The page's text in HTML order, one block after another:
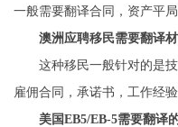
一般需要翻译合同，资产平
澳洲应聘移民需要翻译
这种移民一般针对的是技
雇佣合同，承诺书，工作经
美国EB5/EB-5需要翻译